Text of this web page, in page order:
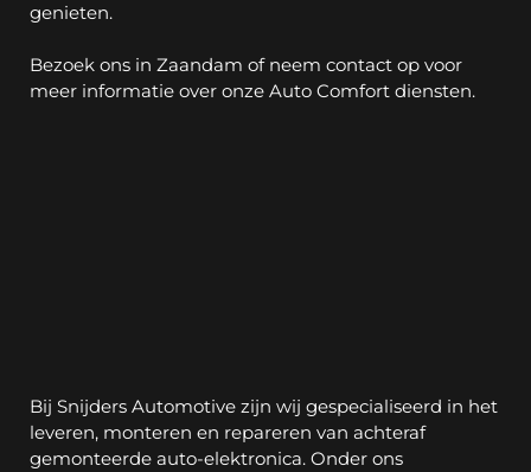
genieten.
Bezoek ons in Zaandam of neem contact op voor
meer informatie over onze Auto Comfort diensten.
Bij Snijders Automotive zijn wij gespecialiseerd in het
leveren, monteren en repareren van achteraf
gemonteerde auto-elektronica. Onder ons